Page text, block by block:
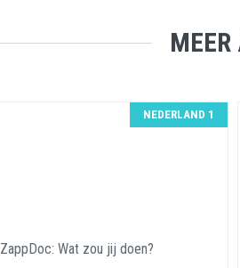
NEDERLAND 1
ZappDoc: Wat zou jij doen?